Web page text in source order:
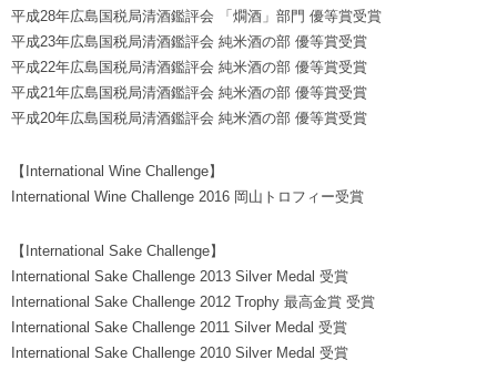
平成28年広島国税局清酒鑑評会 「燗酒」部門 優等賞受賞
平成23年広島国税局清酒鑑評会 純米酒の部 優等賞受賞
平成22年広島国税局清酒鑑評会 純米酒の部 優等賞受賞
平成21年広島国税局清酒鑑評会 純米酒の部 優等賞受賞
平成20年広島国税局清酒鑑評会 純米酒の部 優等賞受賞
【International Wine Challenge】
International Wine Challenge 2016 岡山トロフィー受賞
【International Sake Challenge】
International Sake Challenge 2013 Silver Medal 受賞
International Sake Challenge 2012 Trophy 最高金賞 受賞
International Sake Challenge 2011 Silver Medal 受賞
International Sake Challenge 2010 Silver Medal 受賞